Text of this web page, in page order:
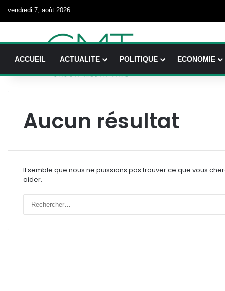
vendredi 7, août 2026
ACCUEIL ACTUALITE POLITIQUE ECONOMIE
Aucun résultat
Il semble que nous ne puissions pas trouver ce que vous
aider.